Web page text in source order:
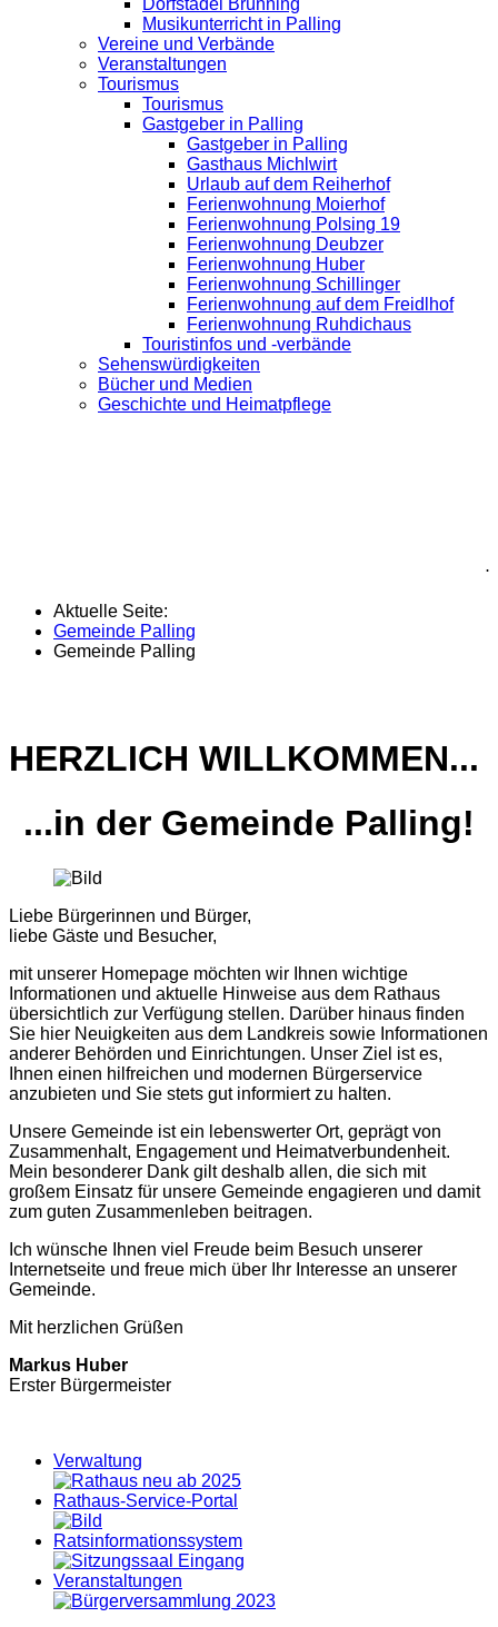
Musikunterricht in Palling
Vereine und Verbände
Veranstaltungen
Tourismus
Tourismus
Gastgeber in Palling
Gastgeber in Palling
Gasthaus Michlwirt
Urlaub auf dem Reiherhof
Ferienwohnung Moierhof
Ferienwohnung Polsing 19
Ferienwohnung Deubzer
Ferienwohnung Huber
Ferienwohnung Schillinger
Ferienwohnung auf dem Freidlhof
Ferienwohnung Ruhdichaus
Touristinfos und -verbände
Sehenswürdigkeiten
Bücher und Medien
Geschichte und Heimatpflege
.
Aktuelle Seite:
Gemeinde Palling
Gemeinde Palling
HERZLICH WILLKOMMEN...
...in der Gemeinde Palling!
Liebe Bürgerinnen und Bürger,
liebe Gäste und Besucher,
mit unserer Homepage möchten wir Ihnen wichtige
Informationen und aktuelle Hinweise aus dem Rathaus
übersichtlich zur Verfügung stellen. Darüber hinaus finden
Sie hier Neuigkeiten aus dem Landkreis sowie Informationen
anderer Behörden und Einrichtungen. Unser Ziel ist es,
Ihnen einen hilfreichen und modernen Bürgerservice
anzubieten und Sie stets gut informiert zu halten.
Unsere Gemeinde ist ein lebenswerter Ort, geprägt von
Zusammenhalt, Engagement und Heimatverbundenheit.
Mein besonderer Dank gilt deshalb allen, die sich mit
großem Einsatz für unsere Gemeinde engagieren und damit
zum guten Zusammenleben beitragen.
Ich wünsche Ihnen viel Freude beim Besuch unserer
Internetseite und freue mich über Ihr Interesse an unserer
Gemeinde.
Mit herzlichen Grüßen
Markus Huber
Erster Bürgermeister
Verwaltung
Rathaus-Service-Portal
Ratsinformationssystem
Veranstaltungen